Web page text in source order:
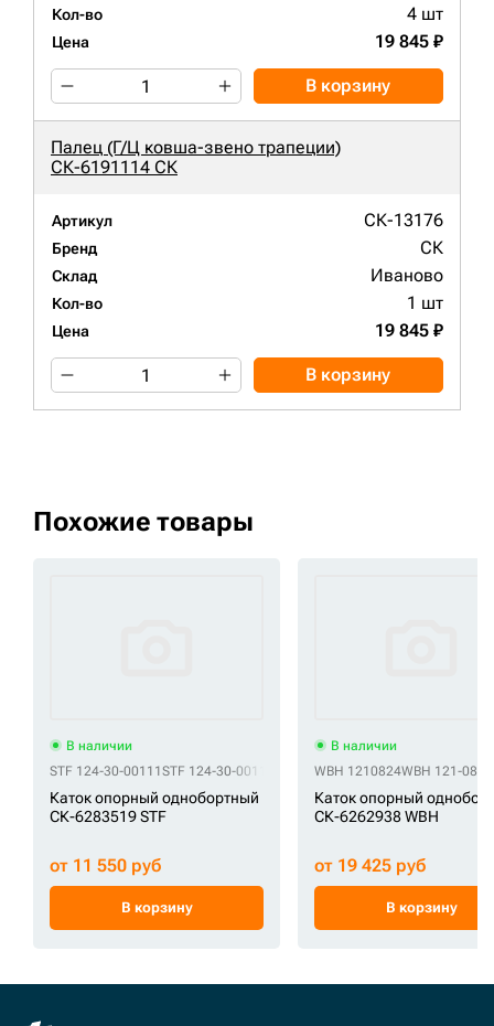
Кол-во 4 шт
Цена 19 845 ₽
В корзину
Палец (Г/Ц ковша-звено трапеции)
СК-6191114 СК
Артикул СК-13176
Бренд СК
Склад Иваново
Кол-во 1 шт
Цена 19 845 ₽
В корзину
Похожие товары
В наличии
STF 124-30-00111 STF 124-30-00112 STF 124-30-00202STF 124-30-
Каток опорный однобортный
СК-6283519 STF
от 11 550 руб
В корзину
В наличии
WBH 1210824WBH 121-0824
Каток опорный
СК-6262938 WBH
от 19 425 руб
В корзину